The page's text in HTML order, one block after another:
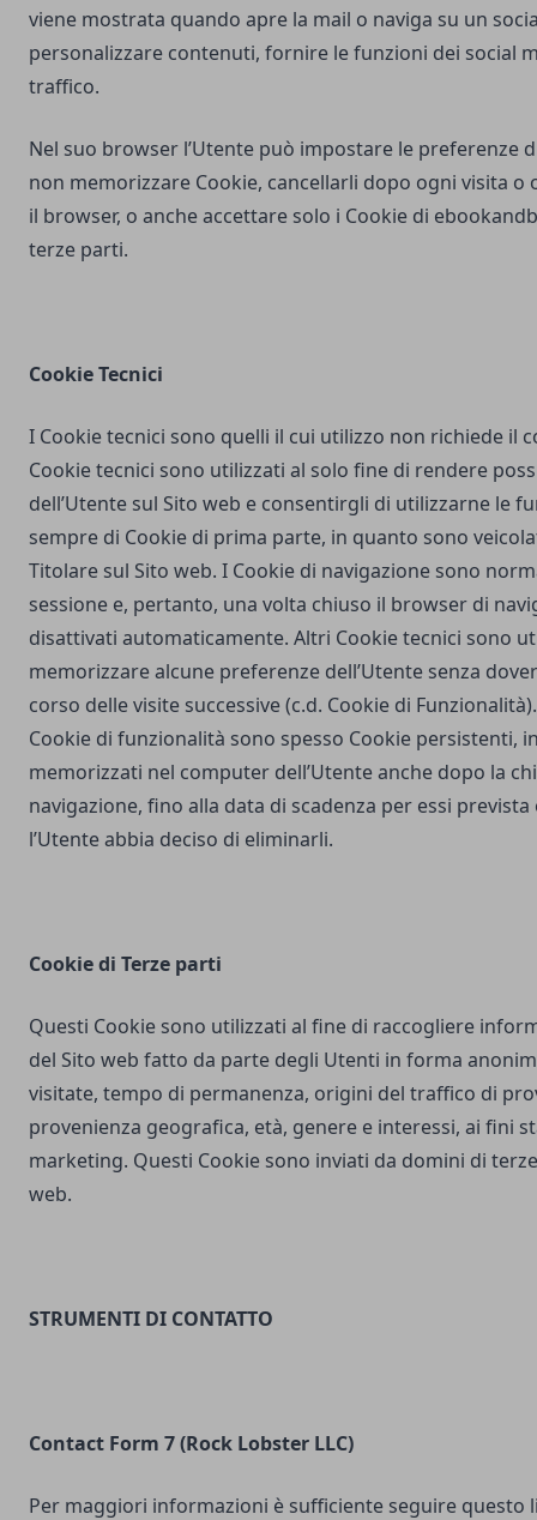
viene mostrata quando apre la mail o naviga su un
personalizzare contenuti, fornire le funzioni dei social
traffico.
Nel suo browser l’Utente può impostare le preferenze
non memorizzare Cookie, cancellarli dopo ogni visita o
il browser, o anche accettare solo i Cookie di
terze parti.
Cookie Tecnici
I Cookie tecnici sono quelli il cui utilizzo non richiede il
Cookie tecnici sono utilizzati al solo fine di rendere
dell’Utente sul Sito web e consentirgli di utilizzarne le
sempre di Cookie di prima parte, in quanto sono
Titolare sul Sito web. I Cookie di navigazione sono
sessione e, pertanto, una volta chiuso il browser di
disattivati automaticamente. Altri Cookie tecnici sono
memorizzare alcune preferenze dell’Utente senza
corso delle visite successive (c.d. Cookie di
Cookie di funzionalità sono spesso Cookie persistenti,
memorizzati nel computer dell’Utente anche dopo la
navigazione, fino alla data di scadenza per essi
l’Utente abbia deciso di eliminarli.
Cookie di Terze parti
Questi Cookie sono utilizzati al fine di raccogliere
del Sito web fatto da parte degli Utenti in forma
visitate, tempo di permanenza, origini del traffico di
provenienza geografica, età, genere e interessi, ai fini
marketing. Questi Cookie sono inviati da domini di
web.
STRUMENTI DI CONTATTO
Contact Form 7 (Rock Lobster LLC)
Per maggiori informazioni è sufficiente seguire questo